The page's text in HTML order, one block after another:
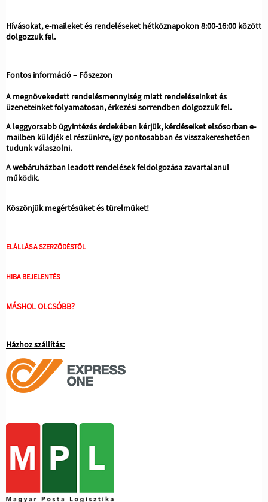
Hívásokat, e-maileket és rendeléseket hétköznapokon 8:00-16:00 között
dolgozzuk fel.
Fontos információ – Főszezon
A megnövekedett rendelésmennyiség miatt rendeléseinket és
üzeneteinket folyamatosan, érkezési sorrendben dolgozzuk fel.
A leggyorsabb ügyintézés érdekében kérjük, kérdéseiket elsősorban e-
mailben küldjék el részünkre, így pontosabban és visszakereshetően
tudunk válaszolni.
A webáruházban leadott rendelések feldolgozása zavartalanul
működik.
Köszönjük megértésüket és türelmüket!
ELÁLLÁS A SZERZŐDÉSTŐL
HIBA BEJELENTÉS
MÁSHOL OLCSÓBB?
Házhoz szállítás: